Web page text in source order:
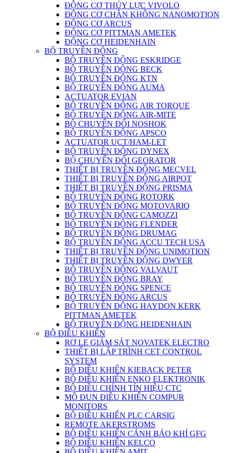
ĐỘNG CƠ THỦY LỰC VIVOLO
ĐỘNG CƠ CHÂN KHÔNG NANOMOTION
ĐỘNG CƠ ARCUS
ĐỘNG CƠ PITTMAN AMETEK
ĐỘNG CƠ HEIDENHAIN
BỘ TRUYỀN ĐỘNG
BỘ TRUYỀN ĐỘNG ESKRIDGE
BỘ TRUYỀN ĐỘNG BECK
BỘ TRUYỀN ĐỘNG KTN
BỘ TRUYỀN ĐỘNG AUMA
ACTUATOR EVIAN
BỘ TRUYỀN ĐỘNG AIR TORQUE
BỘ TRUYỀN ĐỘNG AIR-MITE
BỘ CHUYỂN ĐỔI NOSHOK
BỘ TRUYỀN ĐỘNG APSCO
ACTUATOR UCT/HAM-LET
BỘ TRUYỀN ĐỘNG DYNEX
BỘ CHUYỂN ĐỔI GEORATOR
THIẾT BỊ TRUYỀN ĐỘNG MECVEL
THIẾT BỊ TRUYỀN ĐỘNG AIRPOT
THIẾT BỊ TRUYỀN ĐỘNG PRISMA
BỘ TRUYỀN ĐỘNG ROTORK
BỘ TRUYỀN ĐỘNG MOTOVARIO
BỘ TRUYỀN ĐỘNG CAMOZZI
BỘ TRUYỀN ĐỘNG FLENDER
BỘ TRUYỀN ĐỘNG DRUMAG
BỘ TRUYỀN ĐỘNG ACCU TECH USA
THIẾT BỊ TRUYỀN ĐỘNG UNIMOTION
THIẾT BỊ TRUYỀN ĐỘNG DWYER
BỘ TRUYỀN ĐỘNG VALVAUT
BỘ TRUYỀN ĐỘNG BRAY
BỘ TRUYỀN ĐỘNG SPENCE
BỘ TRUYỀN ĐỘNG ARCUS
BỘ TRUYỀN ĐỘNG HAYDON KERK
PITTMAN AMETEK
BỘ TRUYỀN ĐỘNG HEIDENHAIN
BỘ ĐIỀU KHIỂN
RƠ LE GIÁM SÁT NOVATEK ELECTRO
THIẾT BỊ LẬP TRÌNH CET CONTROL
SYSTEM
BỘ ĐIỀU KHIỂN KIEBACK PETER
BỘ ĐIỀU KHIỂN ENKO ELEKTRONIK
BỘ ĐIỀU CHỈNH TÍN HIỆU CTC
MÔ ĐUN ĐIỀU KHIỂN COMPUR
MONITORS
BỘ ĐIỀU KHIỂN PLC CARSIG
REMOTE AKERSTROMS
BỘ ĐIỀU KHIỂN CẢNH BÁO KHÍ GFG
BỘ ĐIỀU KHIỂN KELCO